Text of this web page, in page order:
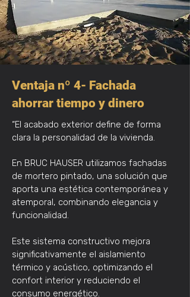
Ventaja nº 4- Fachada
ahorrar tiempo y dinero
“El acabado exterior define de forma
clara la personalidad de la vivienda.
En BRUC HAUSER utilizamos fachadas
de mortero pintado, una solución que
aporta una estética contemporánea y
atemporal, combinando elegancia y
funcionalidad.
Este sistema constructivo mejora
significativamente el aislamiento
térmico y acústico, optimizando el
confort interior y reduciendo el
consumo energético.